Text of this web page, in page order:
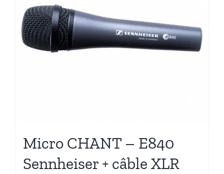
Micro CHANT – E840
Sennheiser + câble XLR